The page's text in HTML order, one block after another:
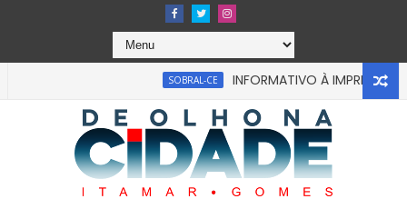
SOBRAL-CE INFORMATIVO À IMPRENSA
em tragédia na tarde da última segunda-feira 13/07/2026 na